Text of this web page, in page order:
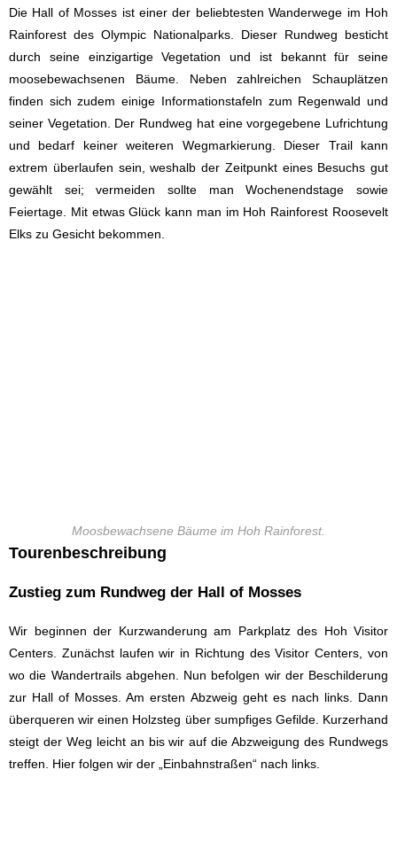
Die Hall of Mosses ist einer der beliebtesten Wanderwege im Hoh
Rainforest des Olympic Nationalparks. Dieser Rundweg besticht
durch seine einzigartige Vegetation und ist bekannt für seine
moosebewachsenen Bäume. Neben zahlreichen Schauplätzen
finden sich zudem einige Informationstafeln zum Regenwald und
seiner Vegetation. Der Rundweg hat eine vorgegebene Lufrichtung
und bedarf keiner weiteren Wegmarkierung. Dieser Trail kann
extrem überlaufen sein, weshalb der Zeitpunkt eines Besuchs gut
gewählt sei; vermeiden sollte man Wochenendstage sowie
Feiertage. Mit etwas Glück kann man im Hoh Rainforest Roosevelt
Elks zu Gesicht bekommen.
Moosbewachsene Bäume im Hoh Rainforest.
Tourenbeschreibung
Zustieg zum Rundweg der Hall of Mosses
Wir beginnen der Kurzwanderung am Parkplatz des Hoh Visitor
Centers. Zunächst laufen wir in Richtung des Visitor Centers, von
wo die Wandertrails abgehen. Nun befolgen wir der Beschilderung
zur Hall of Mosses. Am ersten Abzweig geht es nach links. Dann
überqueren wir einen Holzsteg über sumpfiges Gefilde. Kurzerhand
steigt der Weg leicht an bis wir auf die Abzweigung des Rundwegs
treffen. Hier folgen wir der „Einbahnstraßen“ nach links.